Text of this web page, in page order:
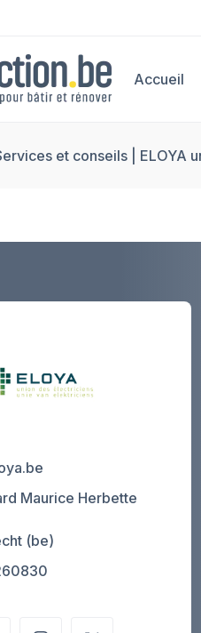
Accueil
et conseils ELOYA
Maurice Herbette
(be)